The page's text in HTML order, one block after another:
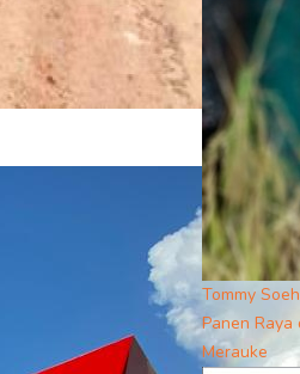
Tommy
Panen Raya
Merauke